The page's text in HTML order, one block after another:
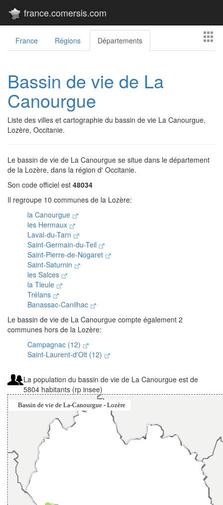
france.comersis.com
France Régions Départements
Bassin de vie de La
Canourgue
Liste des villes et cartographie du bassin de vie La Canourgue,
Lozère, Occitanie.
Le bassin de vie de La Canourgue se situe dans le département
de la Lozère, dans la région d' Occitanie.
Son code officiel est 48034
Il regroupe 10 communes de la Lozère:
la Canourgue
les Hermaux
Laval-du-Tarn
Saint-Germain-du-Teil
Saint-Pierre-de-Nogaret
Saint-Saturnin
les Salces
la Tieule
Trélans
Banassac-Canilhac
Le bassin de vie de La Canourgue compte également 2
communes hors de la Lozère:
Campagnac (12)
Saint-Laurent-d'Olt (12)
La population du bassin de vie de La Canourgue est de
5804 habitants (rp insee)